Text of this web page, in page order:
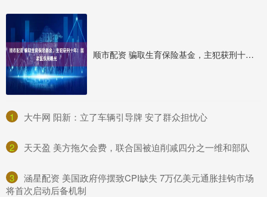
顺市配资 骗取生育保险基金，主犯获刑十年！国家医保局曝光
1 ​大牛网 阳新：立了车辆引导牌 安了群众担忧心
2 ​天天盈 美方拖欠会费，联合国被迫削减四分之一维和部队
3
​涵星配资 美国政府停摆致CPI缺失 7万亿美元通胀挂钩市场
将首次启动后备机制